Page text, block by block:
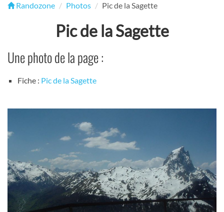
Randozone Photos Pic de la Sagette
Pic de la Sagette
Une photo de la page :
Fiche : Pic de la Sagette